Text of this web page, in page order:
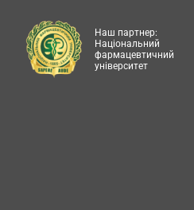
Наш партнер:
Національний
фармацевтичний
університет